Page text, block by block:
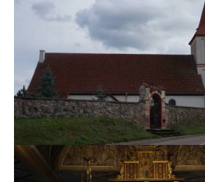
KAPLICA FILIALNA
MSZE I NABOŻEŃSTWA
KONTAKT
KANCELARIA PARAFIALNA